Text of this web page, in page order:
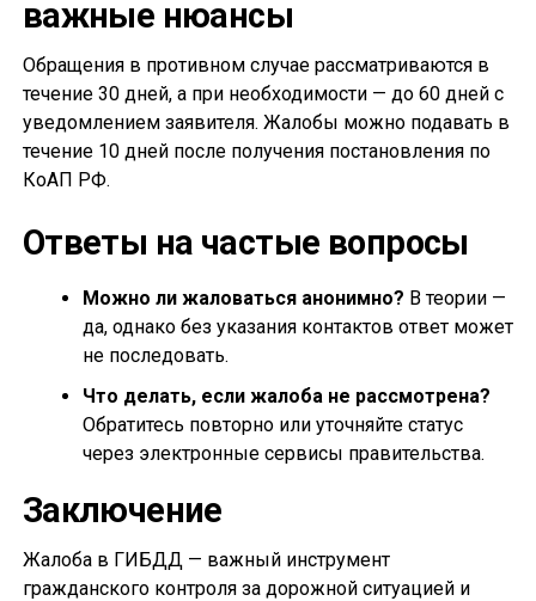
важные нюансы
Обращения в противном случае рассматриваются в
течение 30 дней, а при необходимости — до 60 дней с
уведомлением заявителя. Жалобы можно подавать в
течение 10 дней после получения постановления по
КоАП РФ.
Ответы на частые вопросы
Можно ли жаловаться анонимно? В теории —
да, однако без указания контактов ответ может
не последовать.
Что делать, если жалоба не рассмотрена?
Обратитесь повторно или уточняйте статус
через электронные сервисы правительства.
Заключение
Жалоба в ГИБДД — важный инструмент
гражданского контроля за дорожной ситуацией и